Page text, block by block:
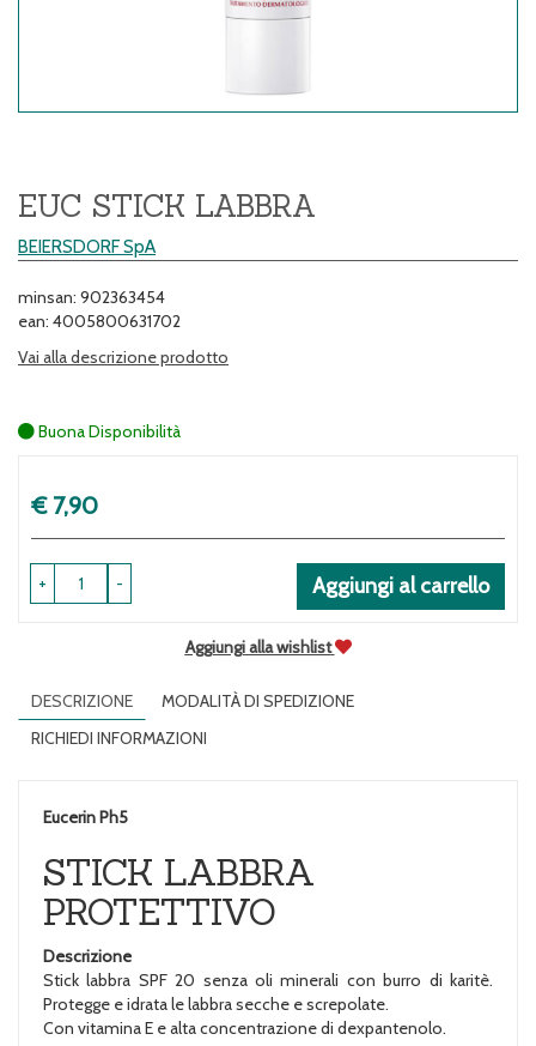
EUC STICK LABBRA
BEIERSDORF SpA
minsan: 902363454
ean: 4005800631702
Vai alla descrizione prodotto
Buona Disponibilità
Prezzo
€ 7,90
-
+ Aggiungi al carrello
Aggiungi alla wishlist
DESCRIZIONE
MODALITÀ DI SPEDIZIONE
RICHIEDI INFORMAZIONI
Eucerin Ph5
STICK LABBRA
PROTETTIVO
Descrizione
Stick labbra SPF 20 senza oli minerali con burro di karitè.
Protegge e idrata le labbra secche e screpolate.
Con vitamina E e alta concentrazione di dexpantenolo.